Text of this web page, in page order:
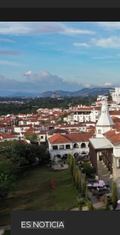
ES NOTICIA